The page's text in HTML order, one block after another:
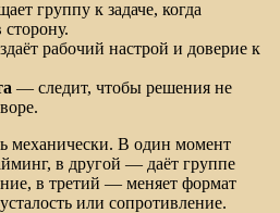
группу к задаче, когда
рабочий настрой и доверие к
— следит, чтобы решения не
механически. В один момент
в другой — даёт группе
в третий — меняет формат
или сопротивление.